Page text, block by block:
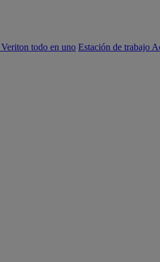
todo en uno Estación de trabajo